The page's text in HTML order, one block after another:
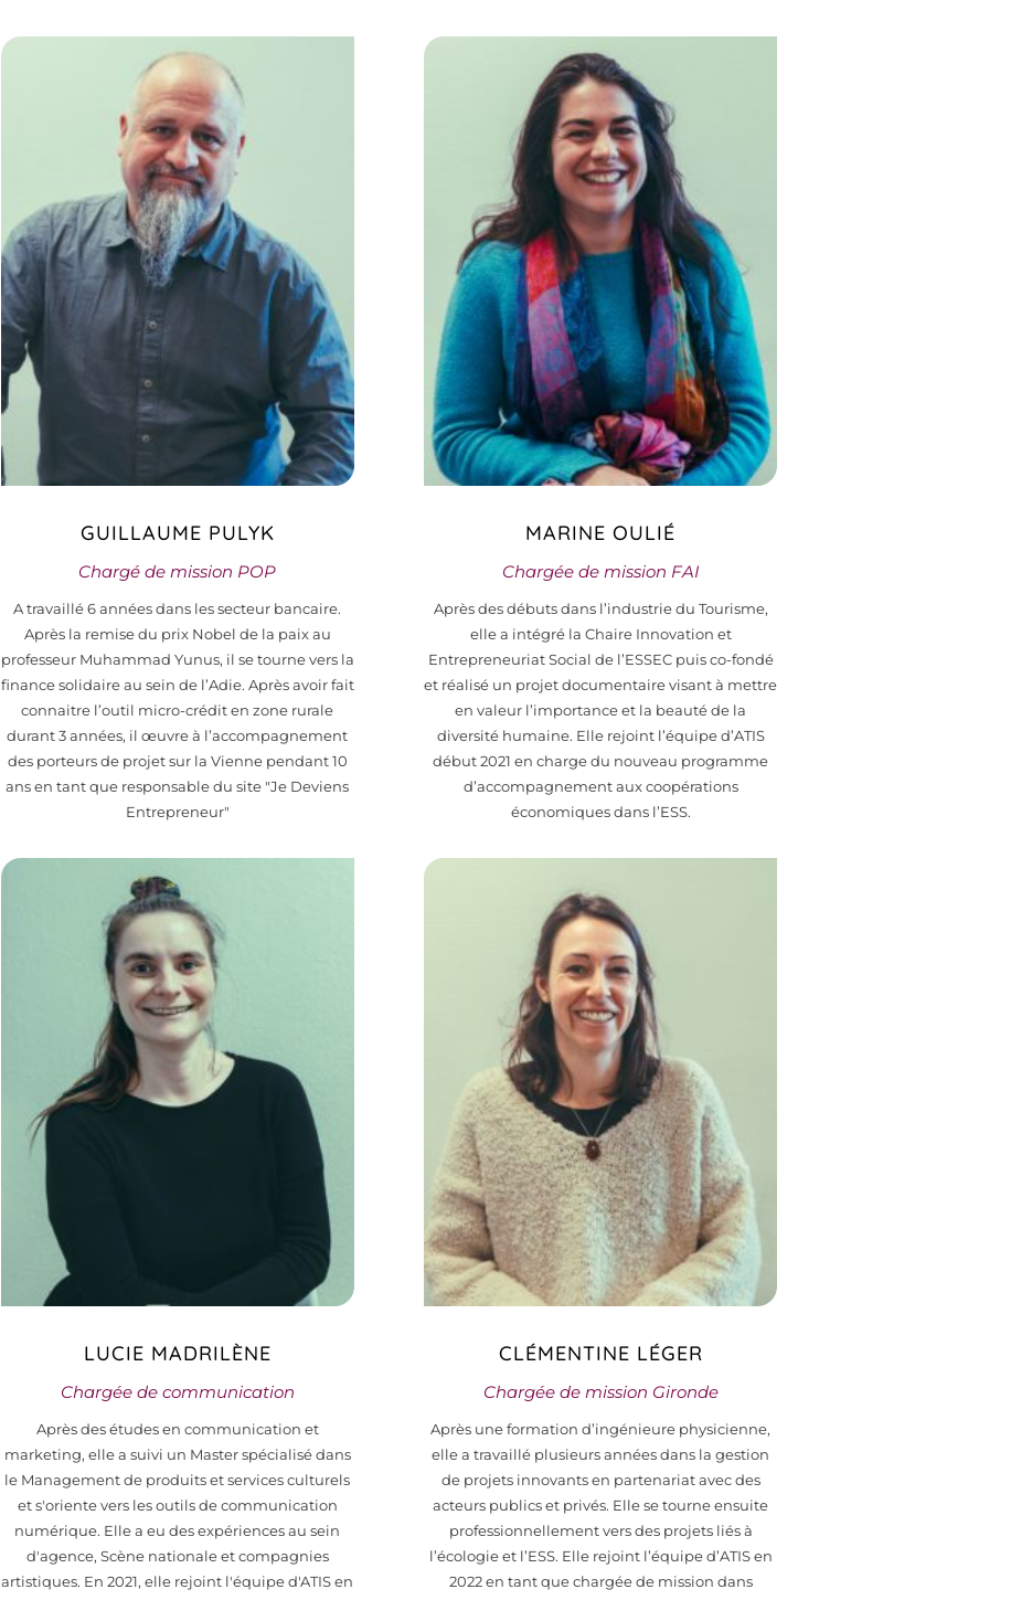
GUILLAUME PULYK
Chargé de mission POP
A travaillé 6 années dans les secteur bancaire.
Après la remise du prix Nobel de la paix au
professeur Muhammad Yunus, il se tourne vers la
finance solidaire au sein de l’Adie. Après avoir fait
connaitre l’outil micro-crédit en zone rurale
durant 3 années, il œuvre à l’accompagnement
des porteurs de projet sur la Vienne pendant 10
ans en tant que responsable du site "Je Deviens
Entrepreneur"
MARINE OULIÉ
Chargée de mission FAI
Après des débuts dans l’industrie du Tourisme,
elle a intégré la Chaire Innovation et
Entrepreneuriat Social de l’ESSEC puis co-fondé
et réalisé un projet documentaire visant à mettre
en valeur l’importance et la beauté de la
diversité humaine. Elle rejoint l’équipe d’ATIS
début 2021 en charge du nouveau programme
d’accompagnement aux coopérations
économiques dans l’ESS.
LUCIE MADRILÈNE
Chargée de communication
Après des études en communication et
marketing, elle a suivi un Master spécialisé dans
le Management de produits et services culturels
et s'oriente vers les outils de communication
numérique. Elle a eu des expériences au sein
d'agence, Scène nationale et compagnies
artistiques. En 2021, elle rejoint l'équipe d'ATIS en
CLÉMENTINE LÉGER
Chargée de mission Gironde
Après une formation d’ingénieure physicienne,
elle a travaillé plusieurs années dans la gestion
de projets innovants en partenariat avec des
acteurs publics et privés. Elle se tourne ensuite
professionnellement vers des projets liés à
l’écologie et l’ESS. Elle rejoint l’équipe d’ATIS en
2022 en tant que chargée de mission dans